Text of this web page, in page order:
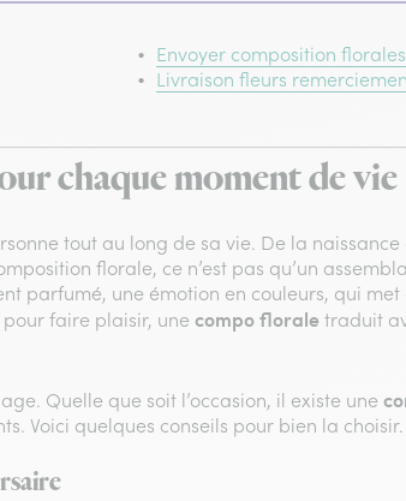
Envoyer composition
Livraison fleurs
chaque moment de vie
tout au long de sa vie. De la
florale, ce n’est pas qu’un
parfumé, une émotion en couleurs, qui
faire plaisir, une compo florale traduit
Quelle que soit l’occasion, il existe une
Voici quelques conseils pour bien la choisir.